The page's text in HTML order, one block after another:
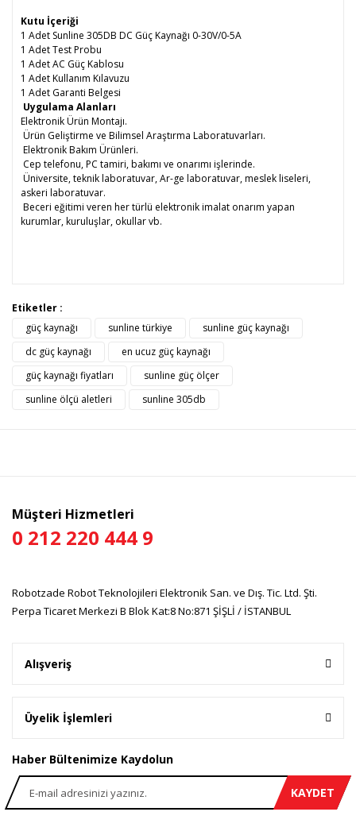
Kutu İçeriği
1 Adet Sunline 305DB DC Güç Kaynağı 0-30V/0-5A
1 Adet Test Probu
1 Adet AC Güç Kablosu
1 Adet Kullanım Kılavuzu
1 Adet Garanti Belgesi
Uygulama Alanları
Elektronik Ürün Montajı.
Ürün Geliştirme ve Bilimsel Araştırma Laboratuvarları.
Elektronik Bakım Ürünleri.
Cep telefonu, PC tamiri, bakımı ve onarımı işlerinde.
Üniversite, teknik laboratuvar, Ar-ge laboratuvar, meslek liseleri,
askeri laboratuvar.
Beceri eğitimi veren her türlü elektronik imalat onarım yapan
kurumlar, kuruluşlar, okullar vb.
Bu ürüne ilk yorumu siz yapın!
Yorum Yaz
Bu ürünün fiyat bilgisi, resim, ürün açıklamalarında ve diğer
konularda yetersiz gördüğünüz noktaları öneri formunu
kullanarak tarafımıza iletebilirsiniz.
Görüş ve önerileriniz için teşekkür ederiz.
Etiketler :
güç kaynağı
sunline türkiye
sunline güç kaynağı
dc güç kaynağı
en ucuz güç kaynağı
güç kaynağı fiyatları
sunline güç ölçer
sunline ölçü aletleri
sunline 305db
Müşteri Hizmetleri
0 212 220 444 9
Robotzade Robot Teknolojileri Elektronik San. ve Dış. Tic. Ltd. Şti.
Perpa Ticaret Merkezi B Blok Kat:8 No:871 ŞİŞLİ / İSTANBUL
Alışveriş
Üyelik İşlemleri
Haber Bültenimize Kaydolun
KAYDET